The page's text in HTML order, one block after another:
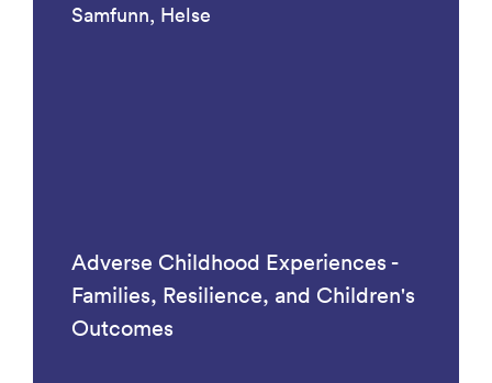
Samfunn, Helse
Adverse Childhood Experiences -
Families, Resilience, and Children's
Outcomes